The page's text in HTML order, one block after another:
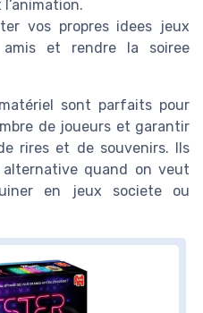
vos propres idees jeux
amis et rendre la soiree
sont parfaits pour
de joueurs et garantir
rires et de souvenirs. Ils
quand on veut
en jeux societe ou